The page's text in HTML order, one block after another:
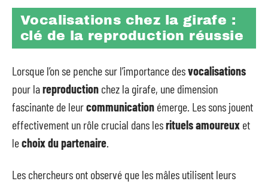
Vocalisations chez la girafe :
clé de la reproduction réussie
Lorsque l’on se penche sur l’importance desvocalisations
pour lareproduction chez la girafe, une dimension
fascinante de leurcommunication émerge. Les sons jouent
effectivement un rôle crucial dans lesrituels amoureux et
lechoix du partenaire.
Les chercheurs ont observé que les mâles utilisent leurs